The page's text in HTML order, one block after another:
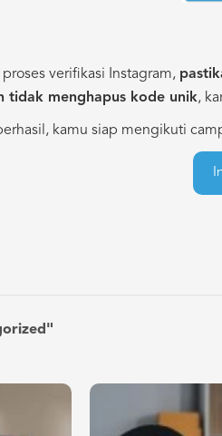
verifikasi Instagram,
tidak menghapus kode unik,
kamu siap mengikuti